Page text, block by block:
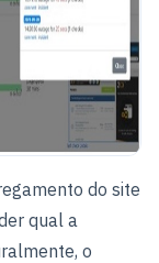
do site
qual a
o